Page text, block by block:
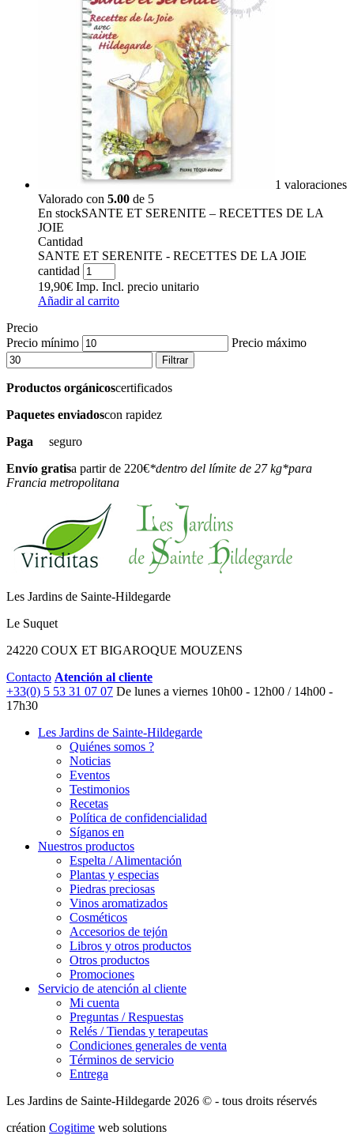
1 valoraciones
Valorado con 5.00 de 5
En stockSANTE ET SERENITE – RECETTES DE LA
JOIE
Cantidad
SANTE ET SERENITE - RECETTES DE LA JOIE
cantidad
19,90€ Imp. Incl. precio unitario
Añadir al carrito
Precio
Precio mínimo
Precio máximo
Filtrar
Productos orgánicoscertificados
Paquetes enviadoscon rapidez
Paga seguro
Envío gratisa partir de 220€*dentro del límite de 27 kg*para
Francia metropolitana
Les Jardins de Sainte-Hildegarde
Le Suquet
24220 COUX ET BIGAROQUE MOUZENS
Contacto Atención al cliente
+33(0) 5 53 31 07 07 De lunes a viernes 10h00 - 12h00 / 14h00 -
17h30
Les Jardins de Sainte-Hildegarde
Quiénes somos ?
Noticias
Eventos
Testimonios
Recetas
Política de confidencialidad
Síganos en
Nuestros productos
Espelta / Alimentación
Plantas y especias
Piedras preciosas
Vinos aromatizados
Cosméticos
Accesorios de tejón
Libros y otros productos
Otros productos
Promociones
Servicio de atención al cliente
Mi cuenta
Preguntas / Respuestas
Relés / Tiendas y terapeutas
Condiciones generales de venta
Términos de servicio
Entrega
Les Jardins de Sainte-Hildegarde 2026 © - tous droits réservés
création Cogitime web solutions